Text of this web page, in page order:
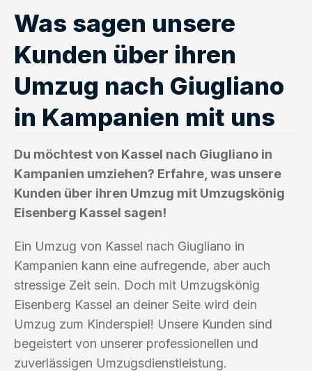
Was sagen unsere
Kunden über ihren
Umzug nach Giugliano
in Kampanien mit uns
Du möchtest von Kassel nach Giugliano in
Kampanien umziehen? Erfahre, was unsere
Kunden über ihren Umzug mit Umzugskönig
Eisenberg Kassel sagen!
Ein Umzug von Kassel nach Giugliano in
Kampanien kann eine aufregende, aber auch
stressige Zeit sein. Doch mit Umzugskönig
Eisenberg Kassel an deiner Seite wird dein
Umzug zum Kinderspiel! Unsere Kunden sind
begeistert von unserer professionellen und
zuverlässigen Umzugsdienstleistung.